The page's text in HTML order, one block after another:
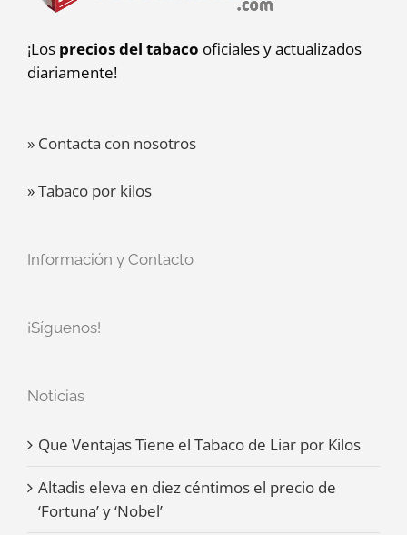
¡Los precios del tabaco oficiales y actualizados
diariamente!
» Contacta con nosotros
» Tabaco por kilos
Información y Contacto
¡Síguenos!
Noticias
Que Ventajas Tiene el Tabaco de Liar por Kilos
Altadis eleva en diez céntimos el precio de
‘Fortuna’ y ‘Nobel’